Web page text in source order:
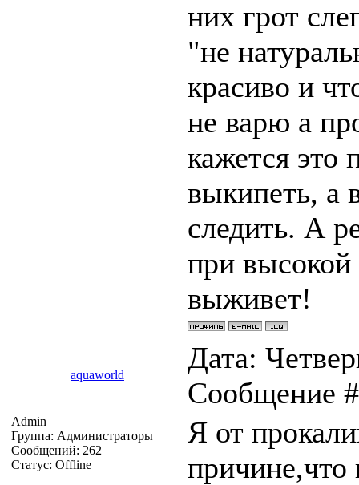
них грот
"не
красиво и
не варю а
кажется это
выкипеть, а
следить. А
при высокой
выживет!
aquaworld
Дата:
Сообщение
Admin
Группа: Администраторы
Сообщений: 262
Статус: Offline
Я от
причине,что